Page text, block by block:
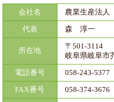
会社名 農業生産法
代表 森 淳一
所在地
〒501-3114
岐阜県岐阜市
電話番号 058-243-5377
FAX番号 058-374-3676